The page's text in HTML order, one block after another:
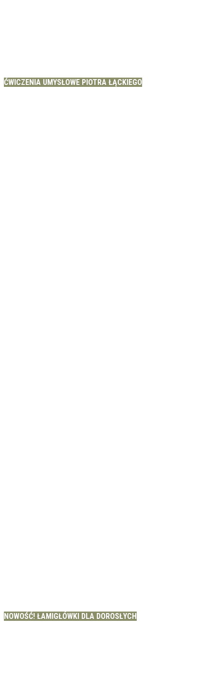
ĆWICZENIA UMYSŁOWE PIOTRA ŁĄCKIEGO
NOWOŚĆ! ŁAMIGŁÓWKI DLA DOROSŁYCH